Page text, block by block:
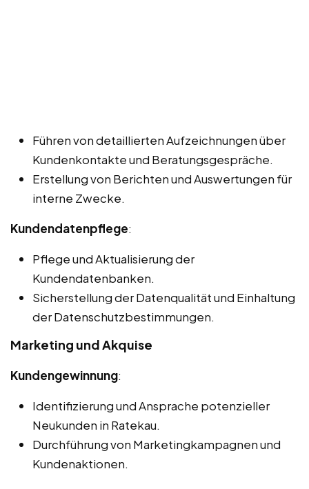
Führen von detaillierten Aufzeichnungen über
Kundenkontakte und Beratungsgespräche.
Erstellung von Berichten und Auswertungen für
interne Zwecke.
Kundendatenpflege:
Pflege und Aktualisierung der
Kundendatenbanken.
Sicherstellung der Datenqualität und Einhaltung
der Datenschutzbestimmungen.
Marketing und Akquise
Kundengewinnung:
Identifizierung und Ansprache potenzieller
Neukunden in Ratekau.
Durchführung von Marketingkampagnen und
Kundenaktionen.